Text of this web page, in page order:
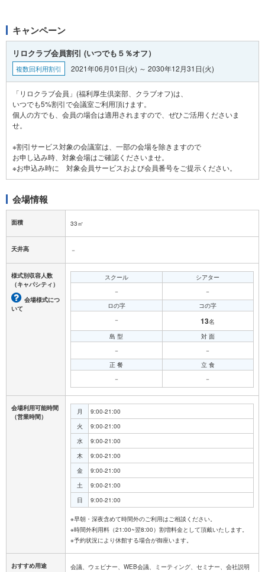
キャンペーン
リロクラブ会員割引 (いつでも５％オフ）
複数回利用割引 2021年06月01日(火) ～ 2030年12月31日(火)
「リロクラブ会員」(福利厚生倶楽部、クラブオフ)は、
いつでも5%割引で会議室ご利用頂けます。
個人の方でも、会員の場合は適用されますので、ぜひご活用くださいま
せ。
※割引サービス対象の会議室は、一部の会場を除きますので
お申し込み時、対象会場はご確認くださいませ。
会場情報
面積 33㎡
天井高 －
様式別収容人数
（キャパシティ）
会場様式につ
いて
スクール
－
シアター
－
ロの字
－
コの字
13名
島 型
－
対 面
－
正 餐
－
立 食
－
会場利用可能時間
（営業時間）
月
9:00-21:00
火
9:00-21:00
水
9:00-21:00
木
9:00-21:00
金
9:00-21:00
土
9:00-21:00
日
9:00-21:00
※早朝・深夜含めて時間外のご利用はご相談ください。
※時間外利用料（21:00~翌8:00）割増料金として頂戴いたします。
おすすめ用途
会議、ウェビナー、WEB会議、ミーティング、セミナー、会社説明